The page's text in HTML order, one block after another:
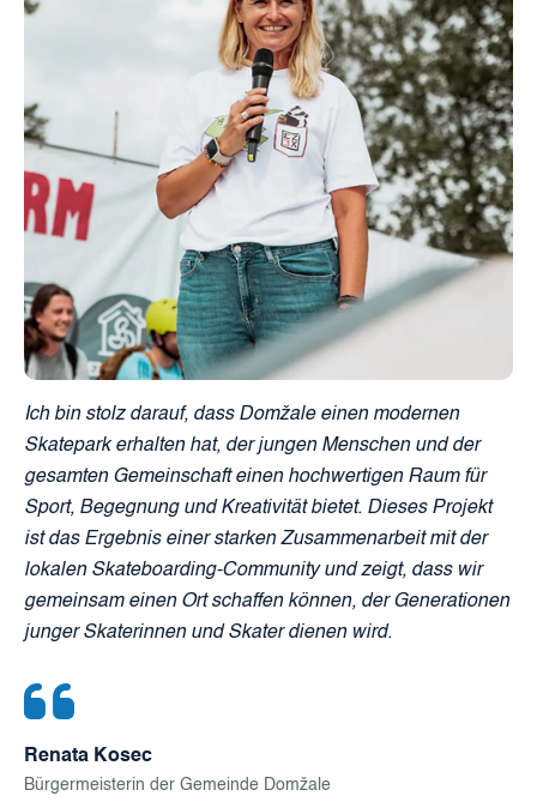
Renata Kosec
Bürgermeisterin der Gemeinde Domžale
Ich bin stolz darauf, dass Domžale einen modernen
Skatepark erhalten hat, der jungen Menschen und der
gesamten Gemeinschaft einen hochwertigen Raum für
Sport, Begegnung und Kreativität bietet. Dieses Projekt
ist das Ergebnis einer starken Zusammenarbeit mit der
lokalen Skateboarding-Community und zeigt, dass wir
gemeinsam einen Ort schaffen können, der Generationen
junger Skaterinnen und Skater dienen wird.